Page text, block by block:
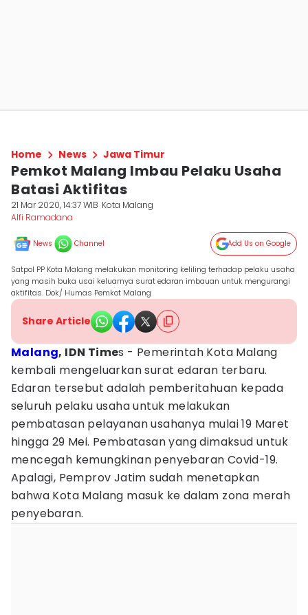
Home News Jawa Timur
Pemkot Malang Imbau Pelaku Usaha
Batasi Aktifitas
21 Mar 2020, 14:37 WIB Kota Malang
Alfi Ramadana
News Channel Add Us on Google
Satpol PP Kota Malang melakukan monitoring keliling terhadap pelaku usaha
yang masih buka usai keluarnya surat edaran imbauan untuk mengurangi
aktifitas. Dok/ Humas Pemkot Malang
Share Article
Malang, IDN Times - Pemerintah Kota Malang
kembali mengeluarkan surat edaran terbaru.
Edaran tersebut adalah pemberitahuan kepada
seluruh pelaku usaha untuk melakukan
pembatasan pelayanan usahanya mulai 19 Maret
hingga 29 Mei. Pembatasan yang dimaksud untuk
mencegah kemungkinan penyebaran Covid-19.
Apalagi, Pemprov Jatim sudah menetapkan
bahwa Kota Malang masuk ke dalam zona merah
penyebaran.